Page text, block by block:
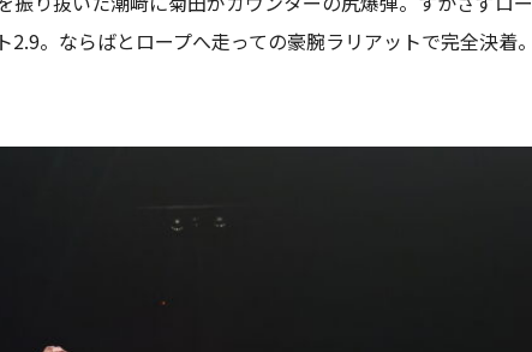
。ならばとロープへ走っての豪腕ラリアットで完全決着